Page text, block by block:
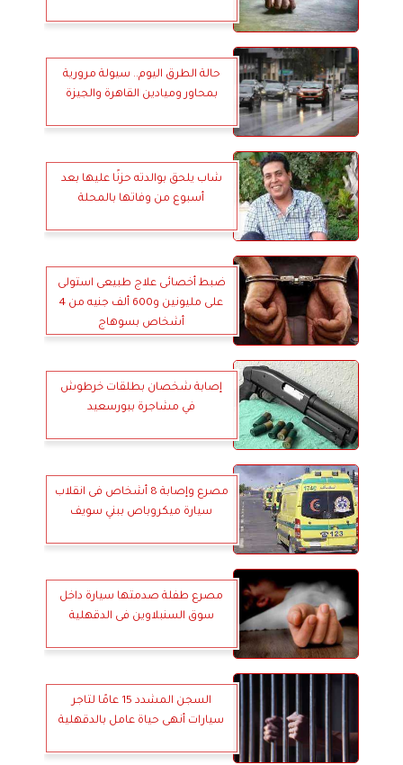
حالة الطرق اليوم.. سيولة مرورية
بمحاور وميادين القاهرة والجيزة
شاب يلحق بوالدته حزنًا عليها بعد
أسبوع من وفاتها بالمحلة
ضبط أخصائى علاج طبيعى استولى
على مليونين و600 ألف جنيه من 4
أشخاص بسوهاج
إصابة شخصان بطلقات خرطوش
في مشاجرة ببورسعيد
مصرع وإصابة 8 أشخاص فى انقلاب
سيارة ميكروباص ببني سويف
مصرع طفلة صدمتها سيارة داخل
سوق السنبلاوين فى الدقهلية
السجن المشدد 15 عامًا لتاجر
سيارات أنهى حياة عامل بالدقهلية